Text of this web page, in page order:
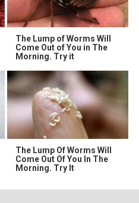
The Lump of Worms Will
Come Out of You in The
Morning. Try it
The Lump Of Worms Will
Come Out Of You In The
Morning. Try It